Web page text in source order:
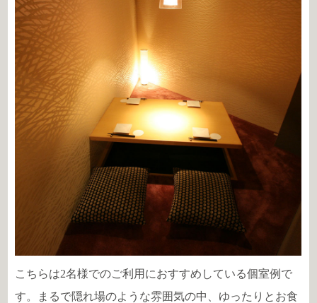
こちらは2名様でのご利用におすすめしている個室例で
す。まるで隠れ場のような雰囲気の中、ゆったりとお食